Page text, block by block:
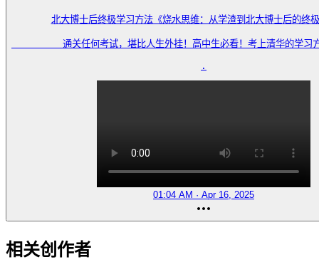
北大博士后终极学习方法《烧水思维：从学渣到北大博士后的终
通关任何考试，堪比人生外挂！高中生必看！考上清华的学习
.
01:04 AM · Apr 16, 2025
相关创作者